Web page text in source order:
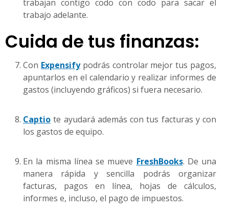
trabajan contigo codo con codo para sacar el
trabajo adelante.
Cuida de tus finanzas:
Con Expensifypodrás controlar mejor tus pagos,
apuntarlos en el calendario y realizar informes de
gastos (incluyendo gráficos) si fuera necesario.
Captio te ayudará además con tus facturas y con
los gastos de equipo.
En la misma línea se mueve FreshBooks. De una
manera rápida y sencilla podrás organizar
facturas, pagos en línea, hojas de cálculos,
informes e, incluso, el pago de impuestos.